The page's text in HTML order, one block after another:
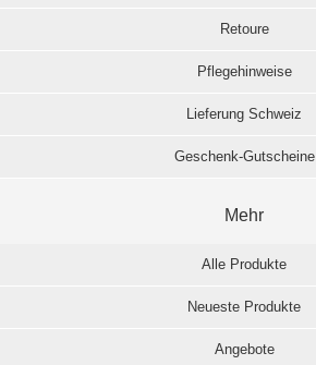
Retoure
Pflegehinweise
Lieferung Schweiz
Geschenk-Gutscheine
Mehr
Alle Produkte
Neueste Produkte
Angebote